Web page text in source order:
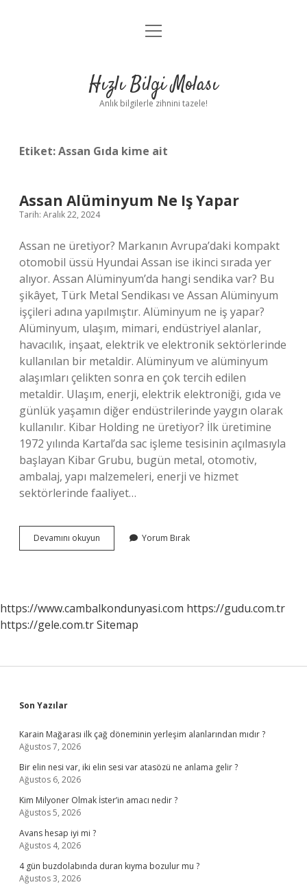
Anasayfa
Yasal Uyarı
menüyü
Hızlı Bilgi Molası
Anlık bilgilerle zihnini tazele!
Etiket:Assan Gıda kime ait
Assan Alüminyum Ne Iş Yapar
Tarih: Aralık 22, 2024
Assan ne üretiyor? Markanın Avrupa’daki kompakt
otomobil üssü Hyundai Assan ise ikinci sırada yer
alıyor. Assan Alüminyum’da hangi sendika var? Bu
şikâyet, Türk Metal Sendikası ve Assan Alüminyum
işçileri adına yapılmıştır. Alüminyum ne iş yapar?
Alüminyum, ulaşım, mimari, endüstriyel alanlar,
havacılık, inşaat, elektrik ve elektronik sektörlerinde
kullanılan bir metaldir. Alüminyum ve alüminyum
alaşımları çelikten sonra en çok tercih edilen
metaldir. Ulaşım, enerji, elektrik elektroniği, gıda ve
günlük yaşamın diğer endüstrilerinde yaygın olarak
kullanılır. Kibar Holding ne üretiyor? İlk üretimine
1972 yılında Kartal’da sac işleme tesisinin açılmasıyla
başlayan Kibar Grubu, bugün metal, otomotiv,
ambalaj, yapı malzemeleri, enerji ve hizmet
sektörlerinde faaliyet…
Devamını okuyun
Alüminyum
Yorum Bırak
https://www.cambalkondunyasi.com https://gudu.com.tr
https://gele.com.trSitemap
Sidebar
Son Yazılar
Karain Mağarası ilk çağ döneminin yerleşim alanlarından mıdır ?
Ağustos 7, 2026
Bir elin nesi var, iki elin sesi var atasözü ne anlama gelir ?
Ağustos 6, 2026
Kim Milyoner Olmak İster’in amacı nedir ?
Ağustos 5, 2026
Avans hesap iyi mi ?
Ağustos 4, 2026
4 gün buzdolabında duran kıyma bozulur mu ?
Ağustos 3, 2026